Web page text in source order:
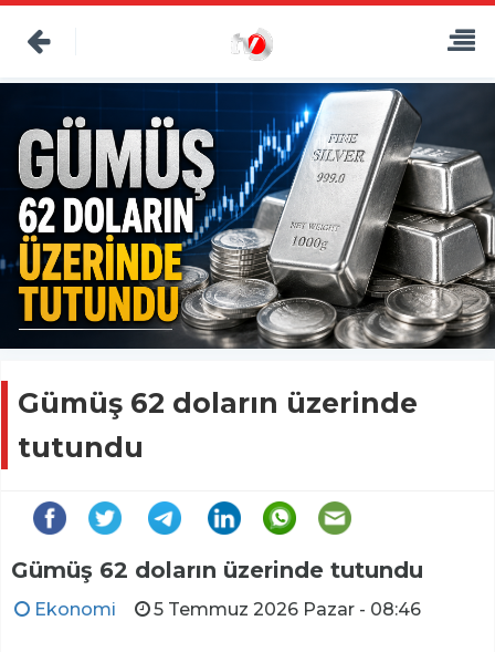
Gümüş 62 doların üzerinde
tutundu
Gümüş 62 doların üzerinde tutundu
Ekonomi 5 Temmuz 2026 Pazar - 08:46